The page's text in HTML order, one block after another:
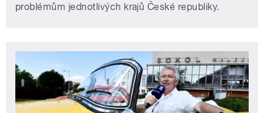
problémům jednotlivých krajů České republiky.